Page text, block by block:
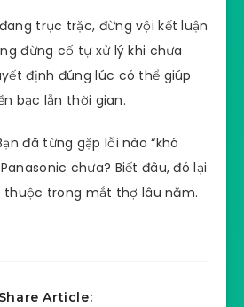
trục trặc, đừng vội kết luận
đừng cố tự xử lý khi chưa
định đúng lúc có thể giúp
bạc lẫn thời gian.
đã từng gặp lỗi nào “khó
chưa? Biết đâu, đó lại
trong mắt thợ lâu năm.
Share Article: